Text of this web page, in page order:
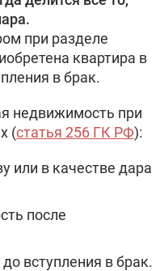
при разделе
квартира в
в брак.
недвижимость при
(статья 256 ГК РФ):
или в качестве дара
после
вступления в брак.